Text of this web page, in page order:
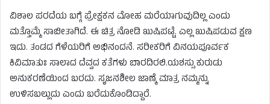
ವಿಶಾಲ ಪರದೆಯ ಬಗ್ಗೆ ಪ್ರೇಕ್ಷಕನ ಮೋಹ ಮರೆಯಾಗುವುದಿಲ್ಲ ಎಂದು
ಮತ್ತೊಮ್ಮೆ ಸಾಬೀತಾಗಿದೆ. ಈ ಚಿತ್ರ ನೋಡಿ ಖುಷಿಪಟ್ಟೆ. ಎಲ್ಲ ಖುಷಿಪಡುವ ಕ್ಷಣ
ಇದು. ತಂಡದ ಗೆಳೆಯರಿಗೆ ಅಭಿನಂದನೆ. ಸರೀಕರಿಗೆ ವಿನಯಪೂರ್ವಕ
ಕಿವಿಮಾತುಃ ಸಾಲಾದ ದೆವ್ವದ ಕತೆಗಳು ಬಾರದಿರಲಿ.ಯಶಸ್ಸು ಕುರುಡು
ಅನುಕರಣೆಯಿಂದ ಬರದು. ಸೃಜನಶೀಲ ಜಾಣ್ಮೆ ಮಾತ್ರ ನಮ್ಮನ್ನು
ಉಳಿಸಬಲ್ಲುದು ಎಂದು ಬರೆದುಕೊಂಡಿದ್ದಾರೆ.